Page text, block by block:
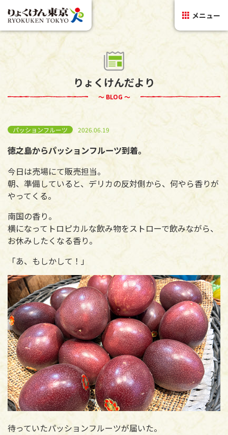
メニュー
りょくけんだより
～ BLOG ～
パッションフルーツ 2026.06.19
徳之島からパッションフルーツ到着。
今日は売場にて販売担当。
朝、準備していると、デリカの反対側から、何やら香りが
やってくる。
南国の香り。
横になってトロピカルな飲み物をストローで飲みながら、
お休みしたくなる香り。
「あ、もしかして！」
待っていたパッションフルーツが届いた。